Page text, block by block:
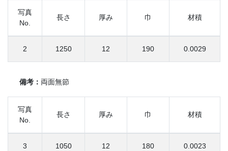
写真
No.
長さ 厚み 巾 材積
2 1250 12 190 0.0029
備考： 両面無節
写真
No.
長さ 厚み 巾 材積
3 1050 12 180 0.0023